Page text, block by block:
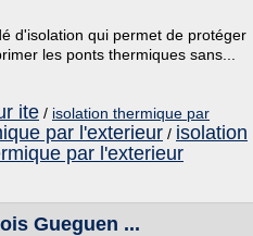
d'isolation qui permet de protéger
les ponts thermiques sans...
ite / isolation thermique par
par l'exterieur / isolation
par l'exterieur
Gueguen ...